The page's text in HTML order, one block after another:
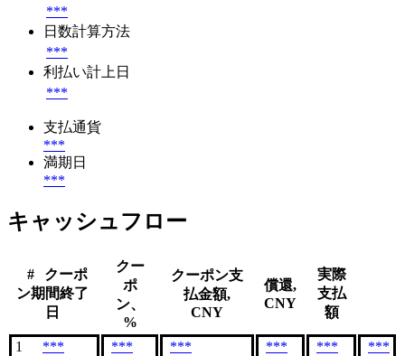
***
日数計算方法
***
利払い計上日
***
支払通貨
***
満期日
***
キャッシュフロー
#
クーポ
ン期間終了
日
クー
ポ
ン、
%
クーポン支
払金額,
CNY
償還,
CNY
実際
支払
額
1 *** *** *** *** ***
***